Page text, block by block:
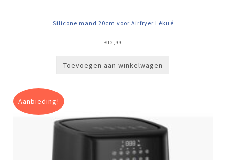
Silicone mand 20cm voor Airfryer Lékué
€12,99
Toevoegen aan winkelwagen
Aanbieding!